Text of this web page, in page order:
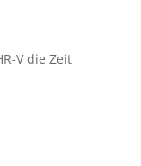
V die Zeit